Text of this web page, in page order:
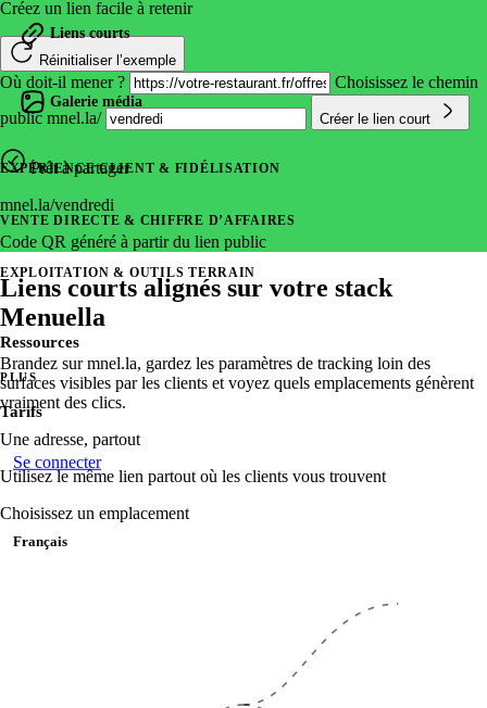
VENTE DIRECTE & CHIFFRE D’AFFAIRES
Commande en ligne
clients et la conversion.
Un agente vocale IA risponde al telefono e prende gli
Un chiosco self-order fa sfogliare l'intero menu,
cucina.
Préparation & planification prédictives—prévision de
Comparez Menuella avec d’autres solutions.
Écosystème
Menuella pour gérer et développer votre restaurant.
Découvrez les releases majeures et innovations Menuella.
Télécharger
Liens courts
Galerie média
EXPÉRIENCE CLIENT & FIDÉLISATION
VENTE DIRECTE & CHIFFRE D’AFFAIRES
EXPLOITATION & OUTILS TERRAIN
Ressources
PLUS
Tarifs
Se connecter
Français
Créez un lien facile à retenir
Réinitialiser l’exemple
Où doit-il mener ?
Choisissez le chemin
public mnel.la/ Créer le lien court
Prêt à partager
mnel.la/vendredi
Code QR généré à partir du lien public
Liens courts alignés sur votre stack
Menuella
Brandez sur mnel.la, gardez les paramètres de tracking loin des
surfaces visibles par les clients et voyez quels emplacements génèrent
vraiment des clics.
Une adresse, partout
Utilisez le même lien partout où les clients vous trouvent
Choisissez un emplacement